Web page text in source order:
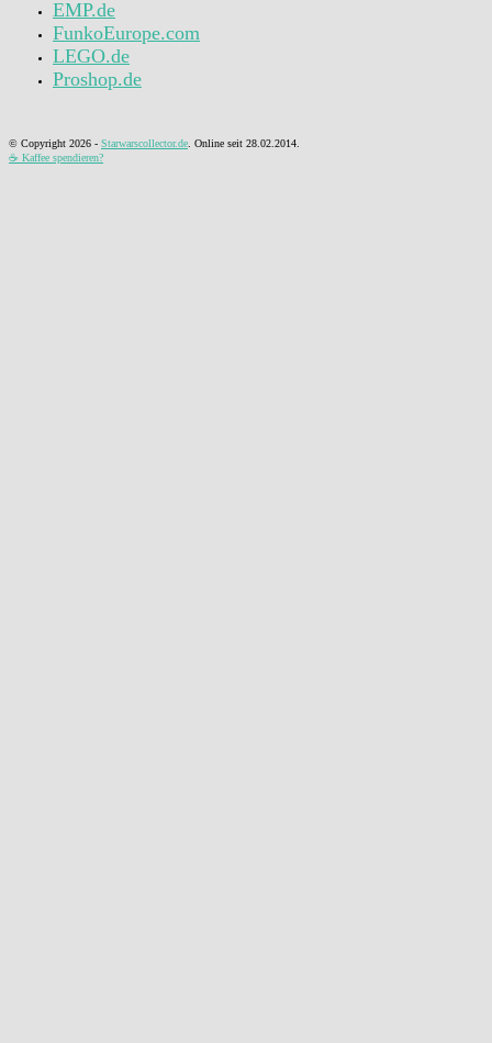
EMP.de
FunkoEurope.com
LEGO.de
Proshop.de
© Copyright 2026 - Starwarscollector.de . Online seit 28.02.2014.
☕ Kaffee spendieren?